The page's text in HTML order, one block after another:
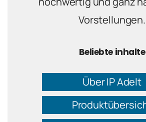
Vorstellungen.
Beliebte inhalte
Über IP Adelt